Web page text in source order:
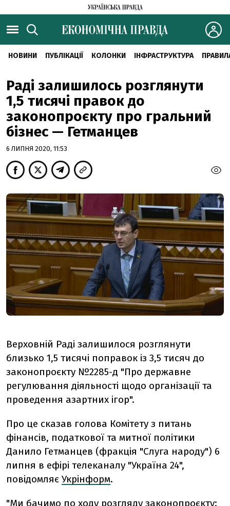
НОВИНИ ПУБЛІКАЦІЇ КОЛОНКИ ІНФРАСТРУКТУРА
Раді залишилось розглянути
1,5 тисячі правок до
законопроєкту про гральний
бізнес — Гетманцев
6 ЛИПНЯ 2020, 11:53
Верховній Раді залишилося розглянути
близько 1,5 тисячі поправок із 3,5 тисяч до
законопроєкту №2285-д "Про державне
регулювання діяльності щодо організації та
проведення азартних ігор".
Про це сказав голова Комітету з питань
фінансів, податкової та митної політики
Данило Гетманцев (фракція "Слуга народу") 6
липня в ефірі телеканалу "Україна 24",
повідомляє Укрінформ.
"Ми бачимо по ходу розгляду законопроєкту: